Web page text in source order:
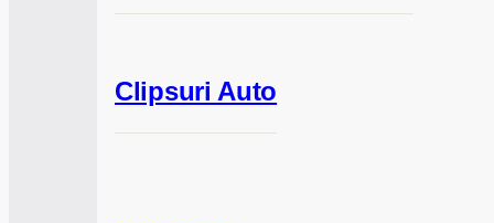
Clipsuri Auto